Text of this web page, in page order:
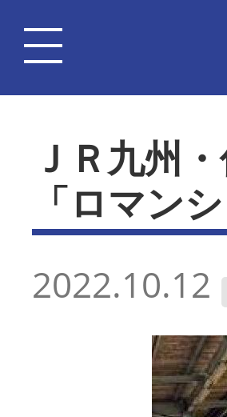
ＪＲ九州
「ロマン
2022.10.12